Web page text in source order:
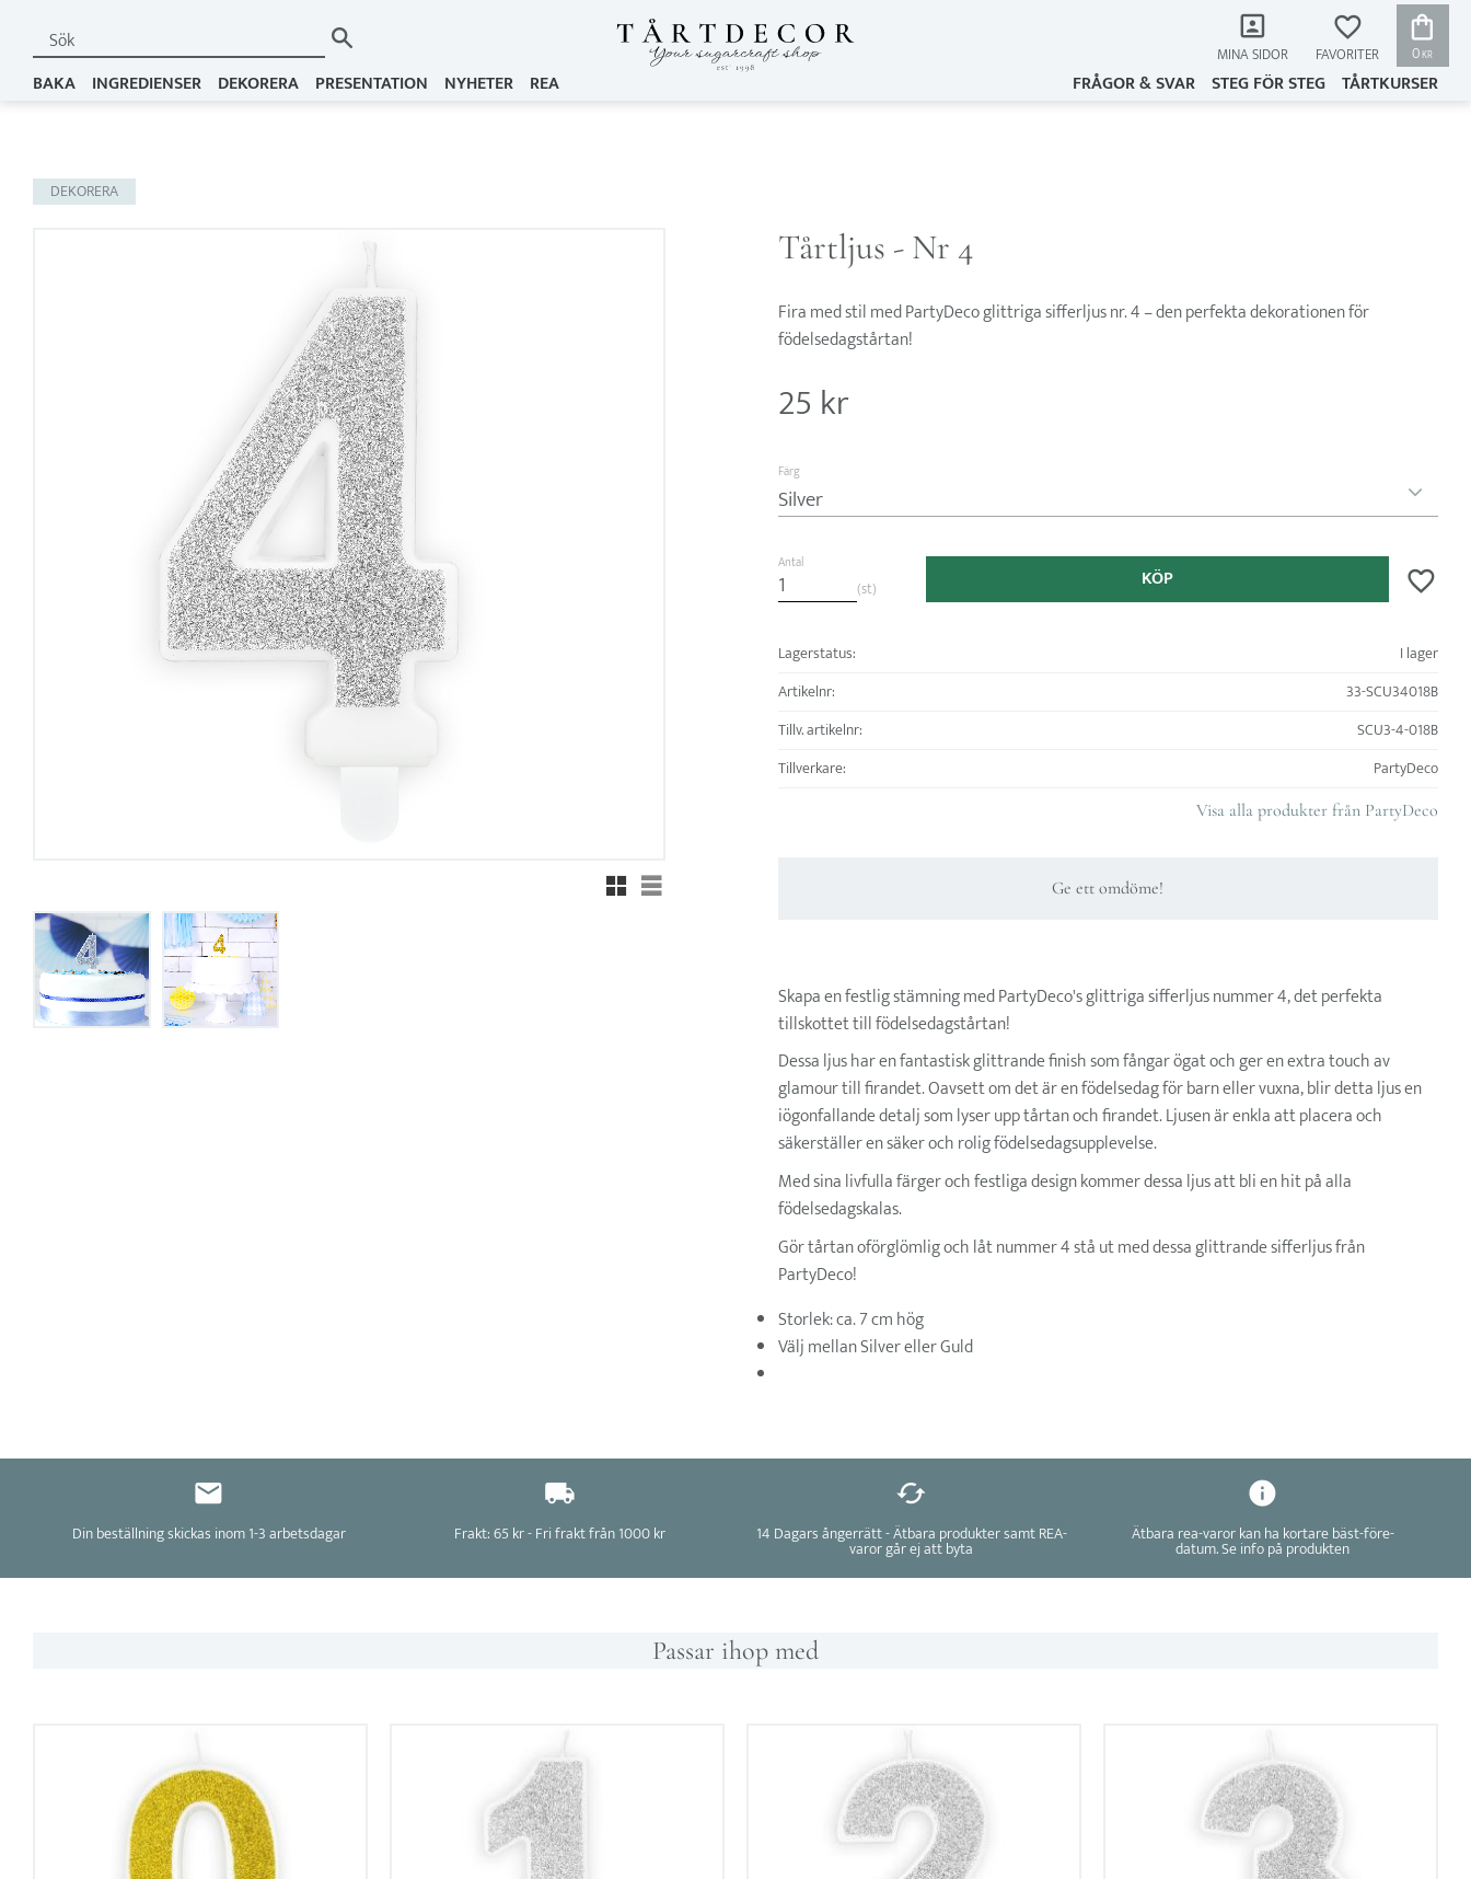
MINA SIDOR
FAVORITER
0KR
BAKA INGREDIENSER DEKORERA PRESENTATION NYHETER REA FRÅGOR & SVAR STEG FÖR STEG TÅRTKURSER
DEKORERA
Tårtljus - Nr 4
Fira med stil med PartyDeco glittriga sifferljus nr. 4 – den perfekta dekorationen för
födelsedagstårtan!
Rutnätsvy
Listvy
25 kr
Färg
Antal
st KÖP Lägg till
Lagerstatus
I lager
Artikelnr
33-SCU34018B
Tillv. artikelnr
SCU3-4-018B
Tillverkare
PartyDeco
Visa alla produkter från PartyDeco
Ge ett omdöme!
Skapa en festlig stämning med PartyDeco's glittriga sifferljus nummer 4, det perfekta
tillskottet till födelsedagstårtan!
Dessa ljus har en fantastisk glittrande finish som fångar ögat och ger en extra touch av
glamour till firandet. Oavsett om det är en födelsedag för barn eller vuxna, blir detta ljus en
iögonfallande detalj som lyser upp tårtan och firandet. Ljusen är enkla att placera och
säkerställer en säker och rolig födelsedagsupplevelse.
Med sina livfulla färger och festliga design kommer dessa ljus att bli en hit på alla
födelsedagskalas.
Gör tårtan oförglömlig och låt nummer 4 stå ut med dessa glittrande sifferljus från
PartyDeco!
Storlek: ca. 7 cm hög
Välj mellan Silver eller Guld
Din beställning skickas inom 1-3 arbetsdagar Frakt: 65 kr - Fri frakt från 1000 kr 14 Dagars ångerrätt - Ätbara produkter samt REA-
varor går ej att byta
Ätbara rea-varor kan ha kortare bäst-före-
datum. Se info på produkten
Passar ihop med